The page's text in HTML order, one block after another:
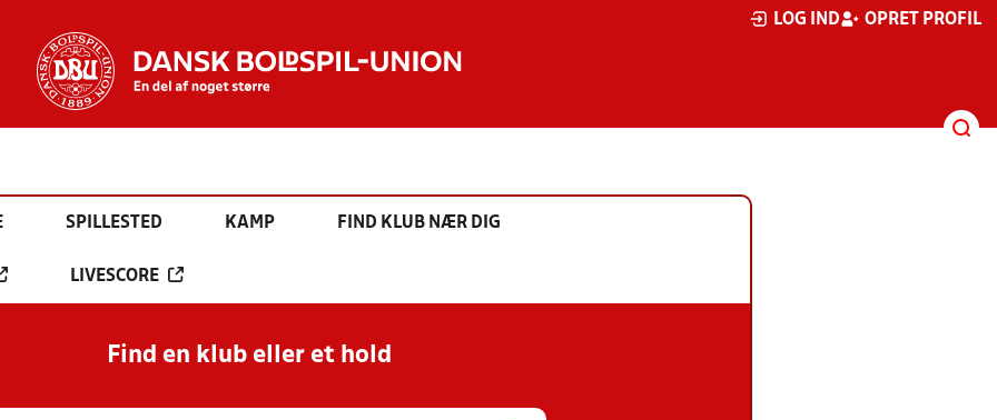
LOG IND OPRET PROFIL
SPILLESTED KAMP FIND KLUB NÆR DIG
LIVESCORE
Find en klub eller et hold